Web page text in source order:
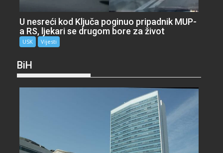
U nesreći kod Ključa poginuo pripadnik MUP-
a RS, ljekari se drugom bore za život
USK Vijesti
BiH